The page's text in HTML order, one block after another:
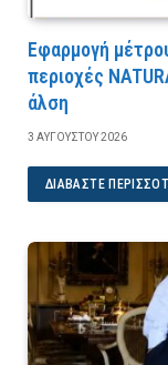
Εφαρμογή
περιοχές
άλση
3 ΑΥΓΟΎΣΤΟΥ 2026
ΔΙΑΒΆΣΤΕ